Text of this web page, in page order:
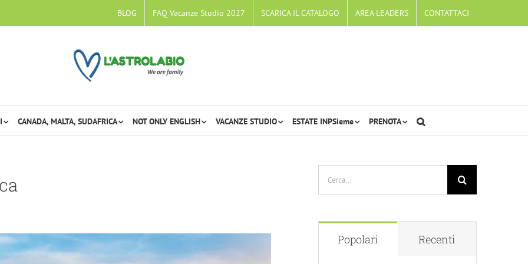
BLOG FAQ Vacanze Studio 2027 SCARICA IL CATALOGO AREA LEADERS CONTATTACI
CANADA, MALTA, SUDAFRICA NOT ONLY ENGLISH VACANZE STUDIO ESTATE INPSieme PRENOTA
Popolari Recenti